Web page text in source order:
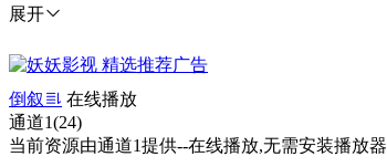
展开
倒叙
在线播放
通道1(24)
当前资源由通道1提供--在线播放,无需安装播放器